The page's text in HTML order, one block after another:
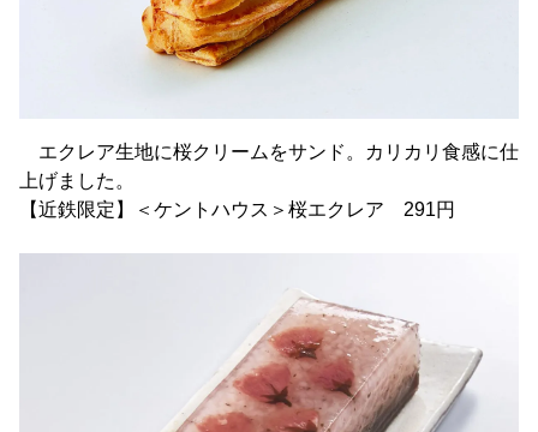
エクレア生地に桜クリームをサンド。カリカリ食感に仕
上げました。
【近鉄限定】＜ケントハウス＞桜エクレア 291円